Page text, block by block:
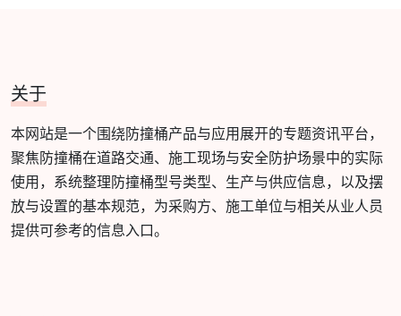
关于
本网站是一个围绕防撞桶产品与应用展开的专题资讯平台，
聚焦防撞桶在道路交通、施工现场与安全防护场景中的实际
使用，系统整理防撞桶型号类型、生产与供应信息，以及摆
放与设置的基本规范，为采购方、施工单位与相关从业人员
提供可参考的信息入口。